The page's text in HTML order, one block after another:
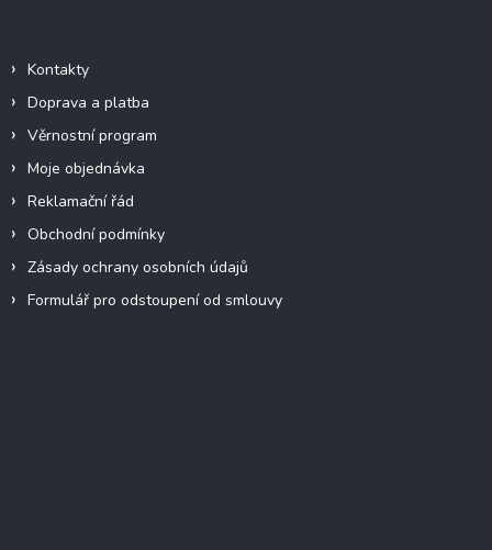
Kontakty
Doprava a platba
Věrnostní program
Moje objednávka
Reklamační řád
Obchodní podmínky
Zásady ochrany osobních údajů
Formulář pro odstoupení od smlouvy